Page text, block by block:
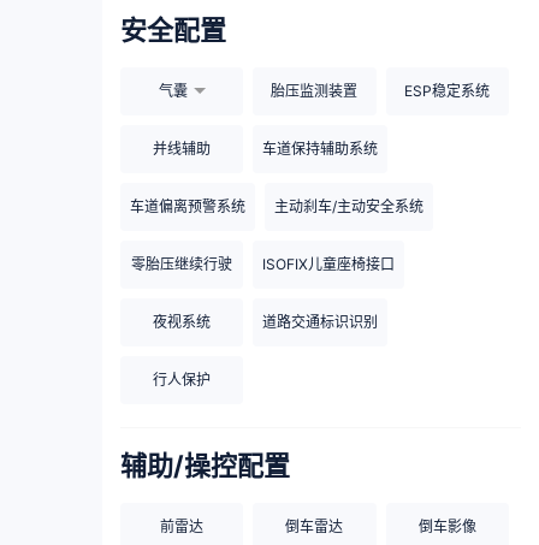
安全配置
气囊 胎压监测装置 ESP稳定系统
并线辅助 车道保持辅助系统
车道偏离预警系统 主动刹车/主动安全系统
零胎压继续行驶 ISOFIX儿童座椅接口
夜视系统 道路交通标识识别
行人保护
辅助/操控配置
前雷达 倒车雷达 倒车影像